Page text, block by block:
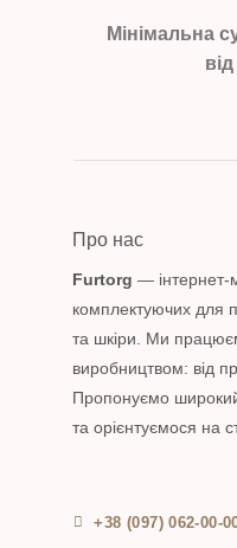
Мінімальна
Про нас
Furtorg — інтернет-
комплектуючих для
та шкіри. Ми
виробництвом: від
Пропонуємо
та орієнтуємося на
+38 (097) 062-00-